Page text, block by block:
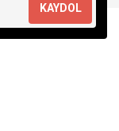
KAYDOL